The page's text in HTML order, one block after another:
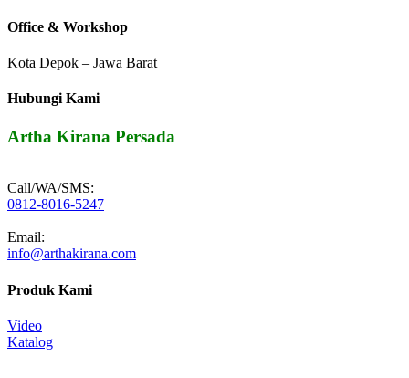
Office & Workshop
Kota Depok – Jawa Barat
Hubungi Kami
Artha Kirana Persada
Call/WA/SMS:
0812-8016-5247
Email:
info@arthakirana.com
Produk Kami
Video
Katalog